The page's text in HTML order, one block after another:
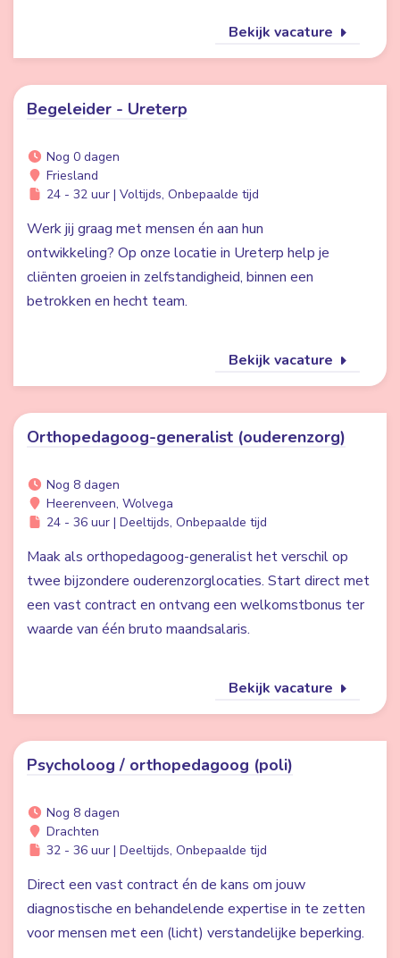
Bekijk vacature
Begeleider - Ureterp
Nog 0 dagen
Friesland
24 - 32 uur | Voltijds, Onbepaalde tijd
Werk jij graag met mensen én aan hun
ontwikkeling? Op onze locatie in Ureterp help je
cliënten groeien in zelfstandigheid, binnen een
betrokken en hecht team.
Bekijk vacature
Orthopedagoog-generalist (ouderenzorg)
Nog 8 dagen
Heerenveen, Wolvega
24 - 36 uur | Deeltijds, Onbepaalde tijd
Maak als orthopedagoog-generalist het verschil op
twee bijzondere ouderenzorglocaties. Start direct met
een vast contract en ontvang een welkomstbonus ter
waarde van één bruto maandsalaris.
Bekijk vacature
Psycholoog / orthopedagoog (poli)
Nog 8 dagen
Drachten
32 - 36 uur | Deeltijds, Onbepaalde tijd
Direct een vast contract én de kans om jouw
diagnostische en behandelende expertise in te zetten
voor mensen met een (licht) verstandelijke beperking.